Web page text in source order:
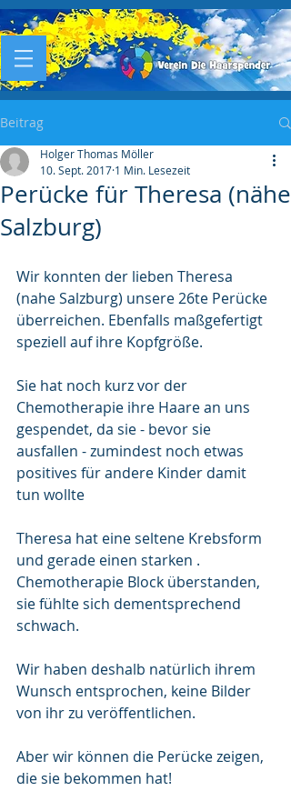
Beitrag
Perücke für Theresa (nähe
Salzburg)
Holger Thomas Möller
10. Sept. 2017 1 Min. Lesezeit
Wir konnten der lieben Theresa
(nahe Salzburg) unsere 26te Perücke
überreichen. Ebenfalls maßgefertigt
speziell auf ihre Kopfgröße.
Sie hat noch kurz vor der
Chemotherapie ihre Haare an uns
gespendet, da sie - bevor sie
ausfallen - zumindest noch etwas
positives für andere Kinder damit
tun wollte
Theresa hat eine seltene Krebsform
und gerade einen starken .
Chemotherapie Block überstanden,
sie fühlte sich dementsprechend
schwach.
Wir haben deshalb natürlich ihrem
Wunsch entsprochen, keine Bilder
von ihr zu veröffentlichen.
Aber wir können die Perücke zeigen,
die sie bekommen hat!